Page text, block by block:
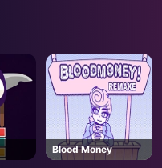
Blood Money